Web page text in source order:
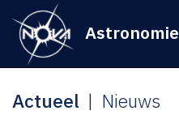
Astronomie
Actueel Nieuws